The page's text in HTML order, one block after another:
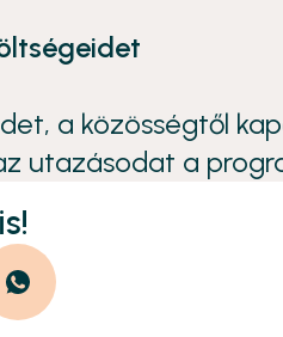
a közösségtől
utazásodat a